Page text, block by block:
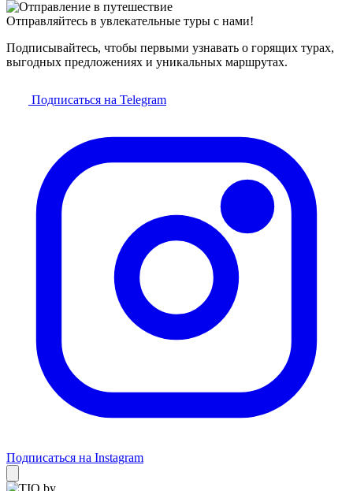
Отправляйтесь в увлекательные туры с нами!
Подписывайтесь, чтобы первыми узнавать о горящих турах,
выгодных предложениях и уникальных маршрутах.
Подписаться на Telegram
Подписаться на Instagram